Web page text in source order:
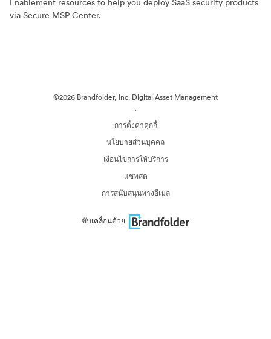
Enablement resources to help you deploy SaaS security products
via Secure MSP Center.
©2026 Brandfolder, Inc. Digital Asset Management
·
การตั้งค่าคุกกี้
นโยบายส่วนบุคคล
เงื่อนไขการให้บริการ
แชทสด
การสนับสนุนทางอีเมล
ขับเคลื่อนด้วย